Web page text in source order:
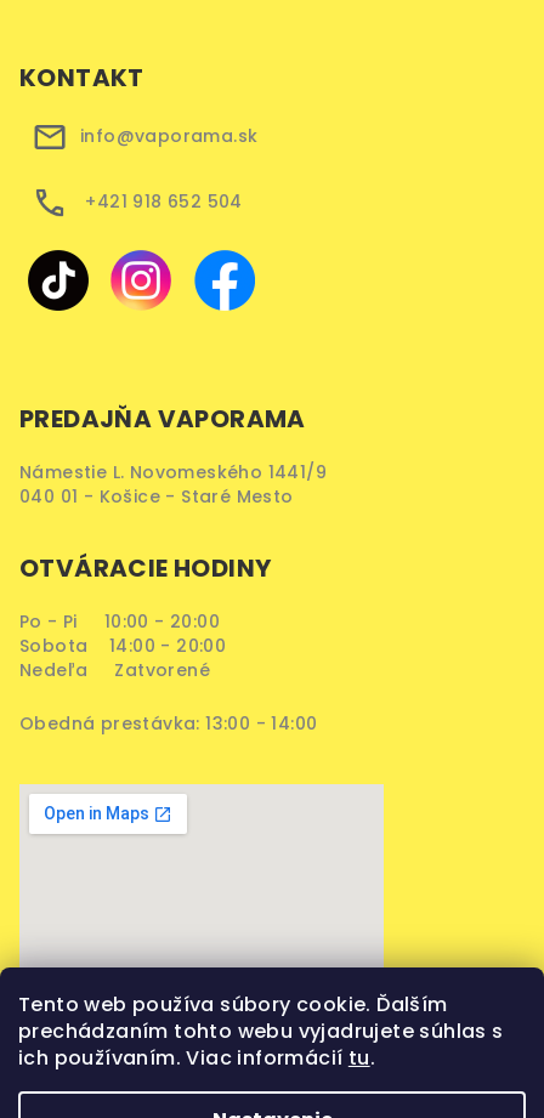
Tento web používa súbory cookie. Ďalším
prechádzaním tohto webu vyjadrujete súhlas s
ich používaním. Viac informácií tu.
KONTAKT
info@vaporama.sk
+421 918 652 504
PREDAJŇA VAPORAMA
Námestie L. Novomeského 1441/9
040 01 - Košice - Staré Mesto
OTVÁRACIE HODINY
Po - Pi 10:00 - 20:00
Sobota 14:00 - 20:00
Nedeľa Zatvorené
Obedná prestávka: 13:00 - 14:00